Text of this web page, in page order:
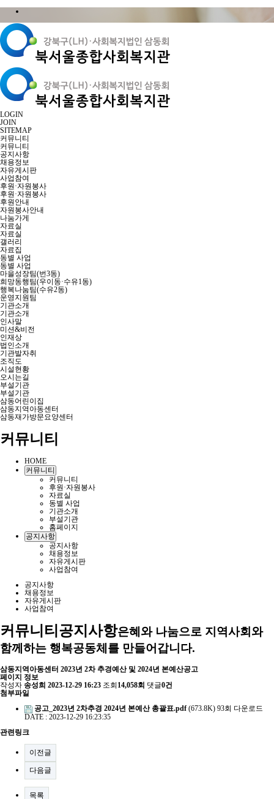
LOGIN
JOIN
SITEMAP
커뮤니티
커뮤니티
공지사항
채용정보
자유게시판
사업참여
후원·자원봉사
후원·자원봉사
후원안내
자원봉사안내
나눔가게
자료실
자료실
갤러리
자료집
동별 사업
동별 사업
마을성장팀(번3동)
희망동행팀(우이동·수유1동)
행복나눔팀(수유2동)
운영지원팀
기관소개
기관소개
인사말
미션&비전
인재상
법인소개
기관발자취
조직도
시설현황
오시는길
부설기관
부설기관
삼동어린이집
삼동지역아동센터
삼동재가방문요양센터
커뮤니티
HOME
커뮤니티
커뮤니티
후원·자원봉사
자료실
동별 사업
기관소개
부설기관
홈페이지
공지사항
공지사항
채용정보
자유게시판
사업참여
공지사항
채용정보
자유게시판
사업참여
커뮤니티 공지사항은혜와 나눔으로 지역사회와
함께하는 행복공동체를 만들어갑니다.
삼동지역아동센터 2023년 2차 추경예산 및 2024년 본예산공고
페이지 정보
작성자 송성희 2023-12-29 16:23 조회 14,058회 댓글0건
첨부파일
공고_2023년 2차추경 2024년 본예산 총괄표.pdf(673.8K) 93회 다운로드
DATE : 2023-12-29 16:23:35
관련링크
이전글
다음글
목록